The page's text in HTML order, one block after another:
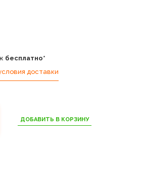
бесплатно*
доставки
ДОБАВИТЬ В КОРЗИНУ